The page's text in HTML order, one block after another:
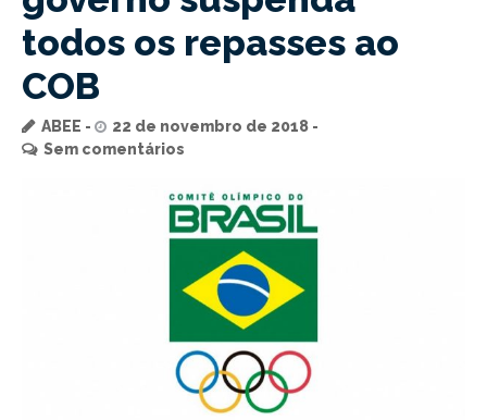
todos os repasses ao
COB
ABEE
22 de novembro de 2018
Sem comentários